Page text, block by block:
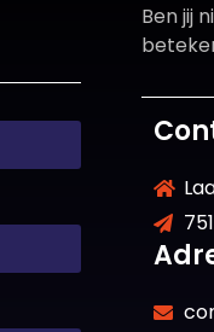
Ben jij